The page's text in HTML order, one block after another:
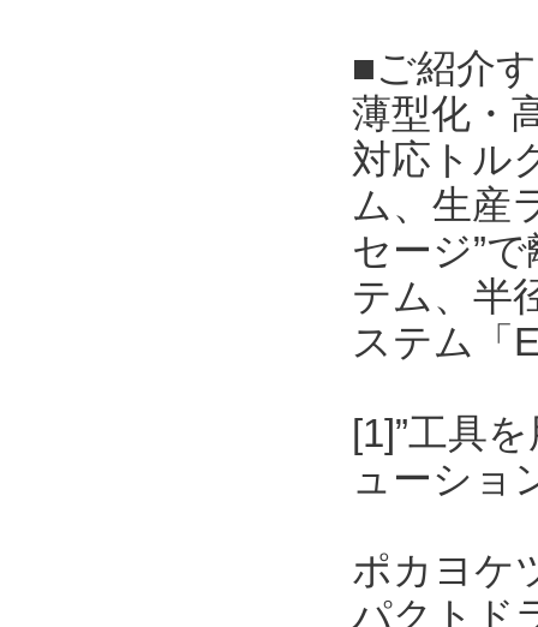
■ご紹介
薄型化・
対応トル
ム、生産
セージ”
テム、半
ステム「
[1]”工具
ューショ
ポカヨケ
パクトド